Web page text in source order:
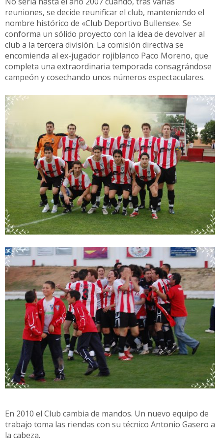
reuniones, se decide reunificar el club, manteniendo el
nombre histórico de «Club Deportivo Bullense». Se
conforma un sólido proyecto con la idea de devolver al
club a la tercera división. La comisión directiva se
encomienda al ex-jugador rojiblanco Paco Moreno, que
completa una extraordinaria temporada consagrándose
campeón y cosechando unos números espectaculares.
En 2010 el Club cambia de mandos. Un nuevo equipo de
trabajo toma las riendas con su técnico Antonio Gasero a
la cabeza.